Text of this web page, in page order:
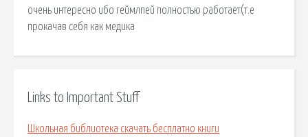
очень интересно ибо геймлпей полностью работает(т.е
прокачав себя как медика
Links to Important Stuff
Школьная библиотека скачать бесплатно книги